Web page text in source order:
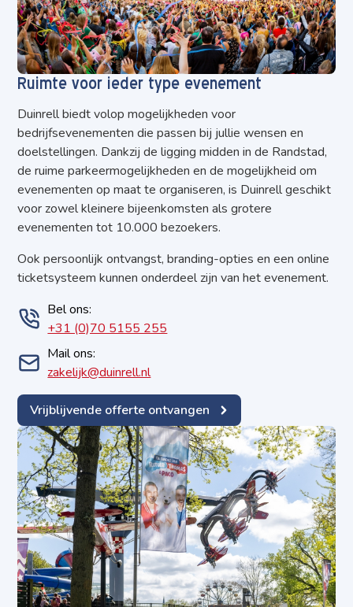
Ruimte voor ieder type evenement
Duinrell biedt volop mogelijkheden voor
bedrijfsevenementen die passen bij jullie wensen en
doelstellingen. Dankzij de ligging midden in de Randstad,
de ruime parkeermogelijkheden en de mogelijkheid om
evenementen op maat te organiseren, is Duinrell geschikt
voor zowel kleinere bijeenkomsten als grotere
evenementen tot 10.000 bezoekers.
Ook persoonlijk ontvangst, branding-opties en een online
ticketsysteem kunnen onderdeel zijn van het evenement.
Bel ons:
+31 (0)70 5155 255
Mail ons:
zakelijk@duinrell.nl
Vrijblijvende offerte ontvangen